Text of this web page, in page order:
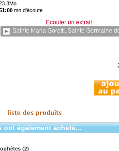
mn d'écoute
Ecouter un extrait :
Sainte Maria Goretti, Sainte Germaine
ont également acheté...
(2)